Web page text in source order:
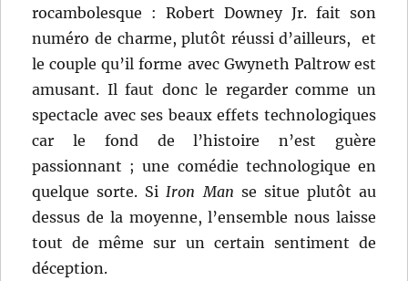
rocambolesque : Robert Downey Jr. fait son
numéro de charme, plutôt réussi d’ailleurs, et
le couple qu’il forme avec Gwyneth Paltrow est
amusant. Il faut donc le regarder comme un
spectacle avec ses beaux effets technologiques
car le fond de l’histoire n’est guère
passionnant ; une comédie technologique en
quelque sorte. SiIron Man se situe plutôt au
dessus de la moyenne, l’ensemble nous laisse
tout de même sur un certain sentiment de
déception.